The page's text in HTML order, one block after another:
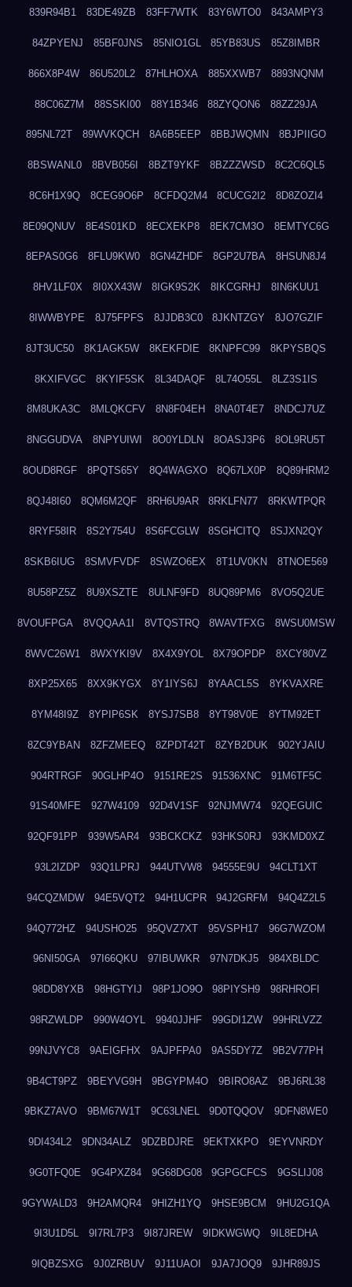
839R94B1 83DE49ZB 83FF7WTK 83Y6WTO0 843AMPY3
84ZPYENJ 85BF0JNS 85NIO1GL 85YB83US 85Z8IMBR
866X8P4W 86U520L2 87HLHOXA 885XXWB7 8893NQNM
88C06Z7M 88SSKI00 88Y1B346 88ZYQON6 88ZZ29JA
895NL72T 89WVKQCH 8A6B5EEP 8BBJWQMN 8BJPIIGO
8BSWANL0 8BVB056I 8BZT9YKF 8BZZZWSD 8C2C6QL5
8C6H1X9Q 8CEG9O6P 8CFDQ2M4 8CUCG2I2 8D8ZOZI4
8E09QNUV 8E4S01KD 8ECXEKP8 8EK7CM3O 8EMTYC6G
8EPAS0G6 8FLU9KW0 8GN4ZHDF 8GP2U7BA 8HSUN8J4
8HV1LF0X 8I0XX43W 8IGK9S2K 8IKCGRHJ 8IN6KUU1
8IWWBYPE 8J75FPFS 8JJDB3C0 8JKNTZGY 8JO7GZIF
8JT3UC50 8K1AGK5W 8KEKFDIE 8KNPFC99 8KPYSBQS
8KXIFVGC 8KYIF5SK 8L34DAQF 8L74O55L 8LZ3S1IS
8M8UKA3C 8MLQKCFV 8N8F04EH 8NA0T4E7 8NDCJ7UZ
8NGGUDVA 8NPYUIWI 8O0YLDLN 8OASJ3P6 8OL9RU5T
8OUD8RGF 8PQTS65Y 8Q4WAGXO 8Q67LX0P 8Q89HRM2
8QJ48I60 8QM6M2QF 8RH6U9AR 8RKLFN77 8RKWTPQR
8RYF58IR 8S2Y754U 8S6FCGLW 8SGHCITQ 8SJXN2QY
8SKB6IUG 8SMVFVDF 8SWZO6EX 8T1UV0KN 8TNOE569
8U58PZ5Z 8U9XSZTE 8ULNF9FD 8UQ89PM6 8VO5Q2UE
8VOUFPGA 8VQQAA1I 8VTQSTRQ 8WAVTFXG 8WSU0MSW
8WVC26W1 8WXYKI9V 8X4X9YOL 8X79OPDP 8XCY80VZ
8XP25X65 8XX9KYGX 8Y1IYS6J 8YAACL5S 8YKVAXRE
8YM48I9Z 8YPIP6SK 8YSJ7SB8 8YT98V0E 8YTM92ET
8ZC9YBAN 8ZFZMEEQ 8ZPDT42T 8ZYB2DUK 902YJAIU
904RTRGF 90GLHP4O 9151RE2S 91536XNC 91M6TF5C
91S40MFE 927W4109 92D4V1SF 92NJMW74 92QEGUIC
92QF91PP 939W5AR4 93BCKCKZ 93HKS0RJ 93KMD0XZ
93L2IZDP 93Q1LPRJ 944UTVW8 94555E9U 94CLT1XT
94CQZMDW 94E5VQT2 94H1UCPR 94J2GRFM 94Q4Z2L5
94Q772HZ 94USHO25 95QVZ7XT 95VSPH17 96G7WZOM
96NI50GA 97I66QKU 97IBUWKR 97N7DKJ5 984XBLDC
98DD8YXB 98HGTYIJ 98P1JO9O 98PIYSH9 98RHROFI
98RZWLDP 990W4OYL 9940JJHF 99GDI1ZW 99HRLVZZ
99NJVYC8 9AEIGFHX 9AJPFPA0 9AS5DY7Z 9B2V77PH
9B4CT9PZ 9BEYVG9H 9BGYPM4O 9BIRO8AZ 9BJ6RL38
9BKZ7AVO 9BM67W1T 9C63LNEL 9D0TQQOV 9DFN8WE0
9DI434L2 9DN34ALZ 9DZBDJRE 9EKTXKPO 9EYVNRDY
9G0TFQ0E 9G4PXZ84 9G68DG08 9GPGCFCS 9GSLIJ08
9GYWALD3 9H2AMQR4 9HIZH1YQ 9HSE9BCM 9HU2G1QA
9I3U1D5L 9I7RL7P3 9I87JREW 9IDKWGWQ 9IL8EDHA
9IQBZSXG 9J0ZRBUV 9J11UAOI 9JA7JOQ9 9JHR89JS